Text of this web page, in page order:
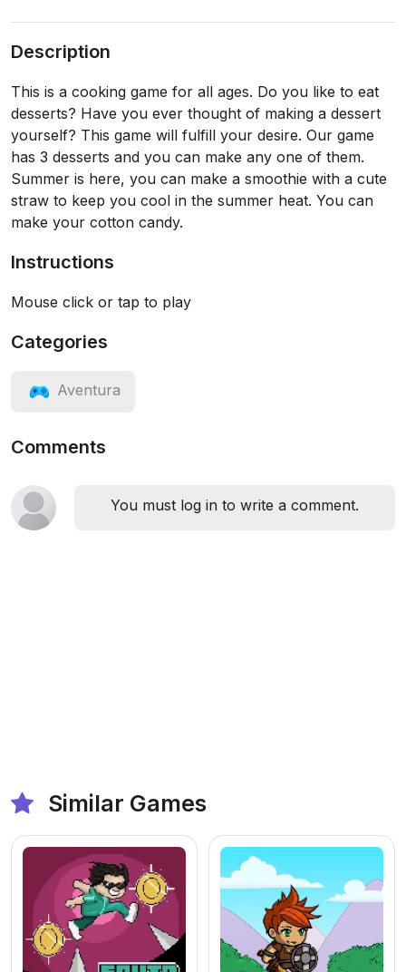
Description
This is a cooking game for all ages. Do you like to eat
desserts? Have you ever thought of making a dessert
yourself? This game will fulfill your desire. Our game
has 3 desserts and you can make any one of them.
Summer is here, you can make a smoothie with a cute
straw to keep you cool in the summer heat. You can
make your cotton candy.
Instructions
Mouse click or tap to play
Categories
Aventura
Comments
You must log in to write a comment.
Similar Games